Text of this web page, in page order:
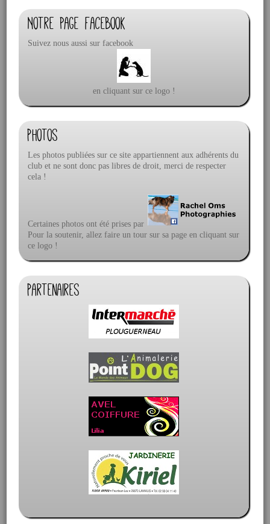
Notre page facebook
Suivez nous aussi sur facebook
en cliquant sur ce logo !
Photos
Les photos publiées sur ce site appartiennent aux adhérents du
club et ne sont donc pas libres de droit, merci de respecter
cela !
Certaines photos ont été prises par
Pour la soutenir, allez faire un tour sur sa page en cliquant sur
ce logo !
Partenaires